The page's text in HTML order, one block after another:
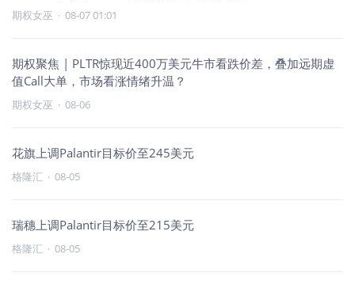
期权女巫 · 08-07 01:01
期权聚焦 | PLTR惊现近400万美元牛市看跌价差，叠加远期虚
值Call大单，市场看涨情绪升温？
期权女巫 · 08-06
花旗上调Palantir目标价至245美元
格隆汇 · 08-05
瑞穗上调Palantir目标价至215美元
格隆汇 · 08-05